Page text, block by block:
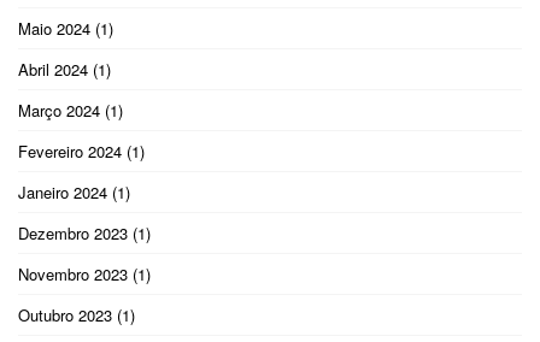
Maio 2024 (1)
Abril 2024 (1)
Março 2024 (1)
Fevereiro 2024 (1)
Janeiro 2024 (1)
Dezembro 2023 (1)
Novembro 2023 (1)
Outubro 2023 (1)